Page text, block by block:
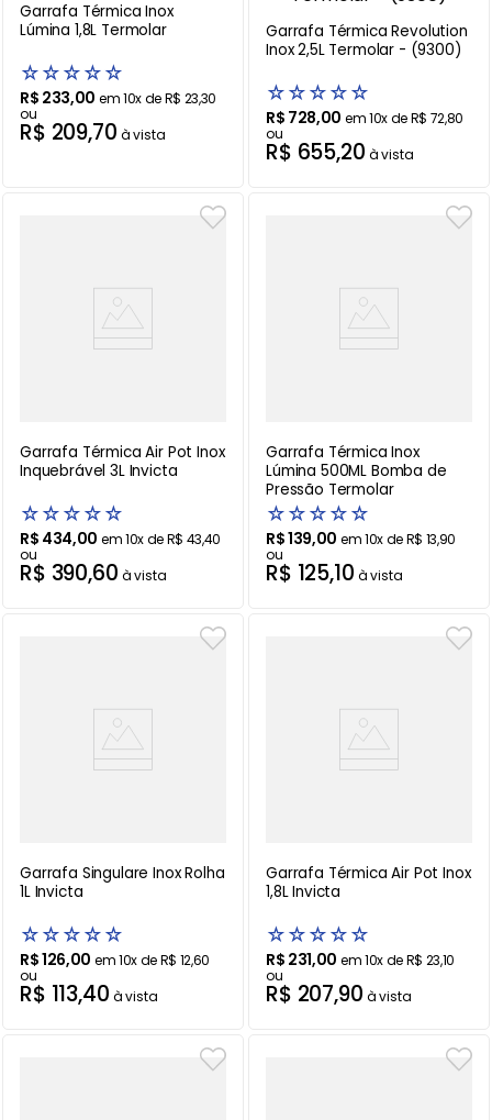
Garrafa Térmica Inox
Lúmina 1,8L Termolar
☆☆☆☆☆
R$ 233,00 em10x deR$ 23,30
ou
R$ 209,70 à vista
Garrafa Térmica Revolution
Inox 2,5L Termolar - (9300)
☆☆☆☆☆
R$ 728,00 em10x deR$ 72,80
ou
R$ 655,20 à vista
Garrafa Térmica Air Pot Inox
Inquebrável 3L Invicta
☆☆☆☆☆
R$ 434,00 em10x deR$ 43,40
ou
R$ 390,60 à vista
Garrafa Térmica Inox
Lúmina 500ML Bomba de
Pressão Termolar
☆☆☆☆☆
R$139,00 em10x deR$ 13,90
ou
R$ 125,10 à vista
Garrafa Singulare Inox Rolha
1L Invicta
☆☆☆☆☆
R$126,00 em10x deR$ 12,60
ou
R$ 113,40 à vista
Garrafa Térmica Air Pot Inox
1,8L Invicta
☆☆☆☆☆
R$ 231,00 em10x deR$ 23,10
ou
R$ 207,90 à vista